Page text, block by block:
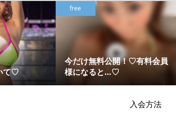
て♡
今だけ無料公開！♡有料会員
様になると…♡
free
入会方法